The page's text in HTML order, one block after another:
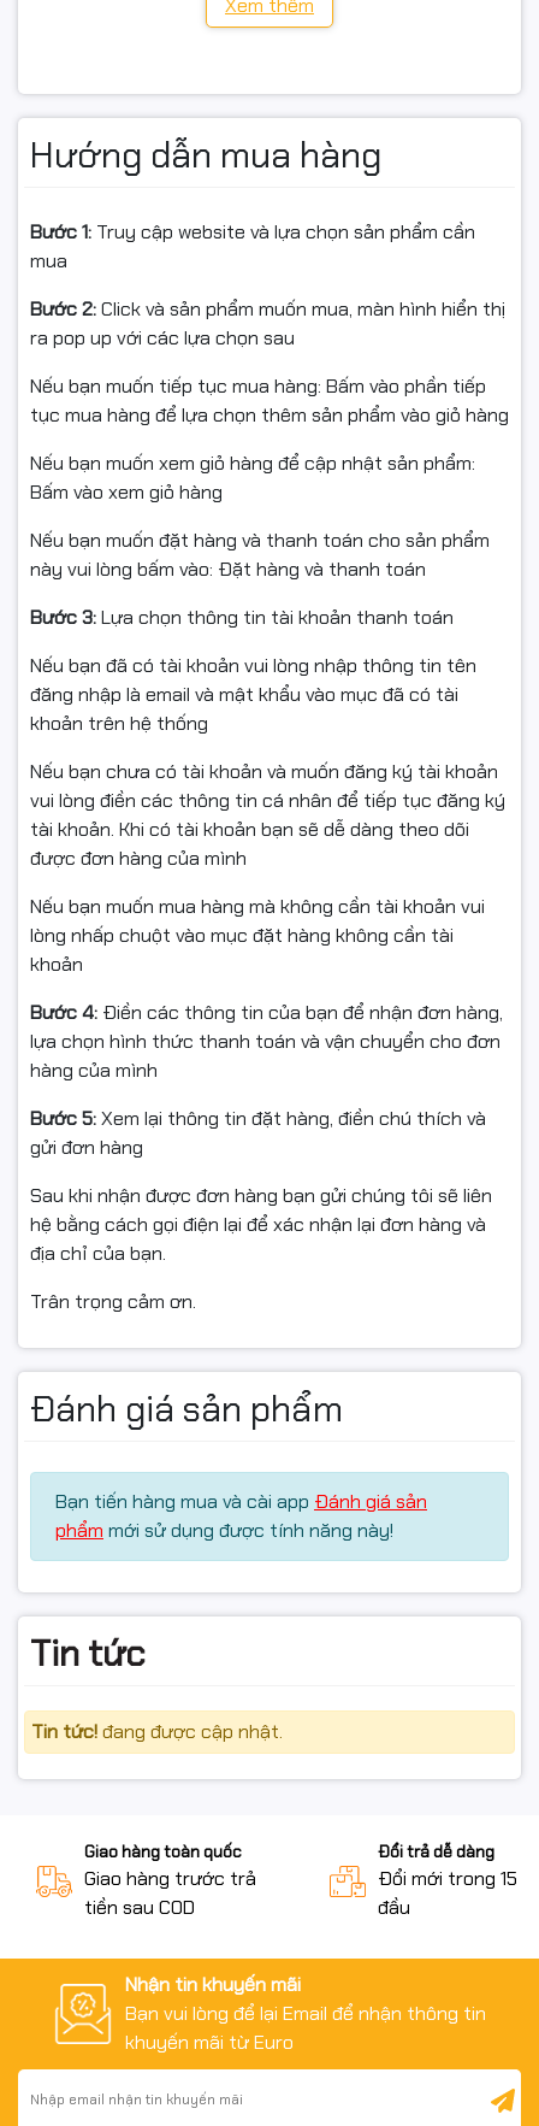
Kết nối: Wi-Fi 2.4 GHz
Điều khiển: Ứng dụng Tapo App (Android 4.4+, iOS 9.0+)
Bảo hành: 24 tháng chính hãng
TRONG HỘP
01 × Bóng đèn Tapo L630 (GU10)
Hướng dẫn sử dụng / Phiếu bảo hành
ỨNG DỤNG
Phòng ngủ, phòng khách, phòng game, góc học tập
Quán café, studio, trang trí sự kiện
Đèn hẹn giờ cho trẻ nhỏ, lịch biểu theo thói quen sinh
hoạt
1) Chuẩn bị: Wi-Fi 2.4GHz, cài Tapo App (iOS/Android).
2) Lắp đặt: Ngắt điện → lắp bóng vào đui GU10 → bật
điện; đèn nhấp nháy chuyển về chế độ chờ kết nối.
3) Kết nối app: Mở Tapo App → “+” → chọn Tapo L630 →
nhập Wi-Fi → đợi hoàn tất → đặt tên & gán phòng.
4) Dùng tính năng:
Brightness.
Nhịp sinh học & Music Mode: bật trong mục hiệu ứng.
Reset (khi cần): Tắt/bật nguồn 5 lần liên tiếp (mỗi lần
cách ~1 giây) → đèn nhấp nháy nhanh → sẵn sàng cài
đặt lại.
Lưu ý: Không hỗ trợ Wi-Fi 5GHz.
LÝ DO NÊN MUA TẠI SHOP
Hàng chính hãng TP-Link – BH 24 tháng – Full VAT
Đóng gói an toàn – giao nhanh toàn quốc
Quay video mở gói khi nhận hàng để làm bằng chứng
nếu có va đập/lỗi vận chuyển.
Nếu chưa dùng được, vui lòng liên hệ kỹ thuật để được
hướng dẫn trước khi hoàn.
Xem thêm
Hướng dẫn mua hàng
Bước 1: Truy cập website và lựa chọn sản phẩm cần
mua
Bước 2:Click và sản phẩm muốn mua, màn hình hiển thị
ra pop up với các lựa chọn sau
Nếu bạn muốn tiếp tục mua hàng: Bấm vào phần tiếp
tục mua hàng để lựa chọn thêm sản phẩm vào giỏ hàng
Nếu bạn muốn xem giỏ hàng để cập nhật sản phẩm:
Bấm vào xem giỏ hàng
Nếu bạn muốn đặt hàng và thanh toán cho sản phẩm
này vui lòng bấm vào: Đặt hàng và thanh toán
Bước 3:Lựa chọn thông tin tài khoản thanh toán
Nếu bạn đã có tài khoản vui lòng nhập thông tin tên
đăng nhập là email và mật khẩu vào mục đã có tài
khoản trên hệ thống
Nếu bạn chưa có tài khoản và muốn đăng ký tài khoản
vui lòng điền các thông tin cá nhân để tiếp tục đăng ký
tài khoản. Khi có tài khoản bạn sẽ dễ dàng theo dõi
được đơn hàng của mình
Nếu bạn muốn mua hàng mà không cần tài khoản vui
lòng nhấp chuột vào mục đặt hàng không cần tài
khoản
Bước 4: Điền các thông tin của bạn để nhận đơn hàng,
lựa chọn hình thức thanh toán và vận chuyển cho đơn
hàng của mình
Bước 5:Xem lại thông tin đặt hàng, điền chú thích và
gửi đơn hàng
Sau khi nhận được đơn hàng bạn gửi chúng tôi sẽ liên
hệ bằng cách gọi điện lại để xác nhận lại đơn hàng và
địa chỉ của bạn.
Trân trọng cảm ơn.
Đánh giá sản phẩm
Bạn tiến hàng mua và cài app Đánh giá sản
phẩm mới sử dụng được tính năng này!
Tin tức
Tin tức!đang được cập nhật.
Giao hàng toàn quốc
Giao hàng trước trả
tiền sau COD
Đổi trả dễ dàng
Đổi mới trong 15
đầu
Nhận tin khuyến mãi
Bạn vui lòng để lại Email để nhận thông tin
khuyến mãi từ Euro